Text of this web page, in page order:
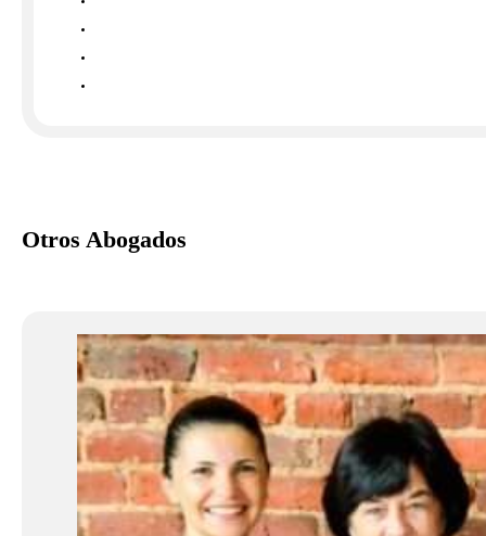
Otros Abogados